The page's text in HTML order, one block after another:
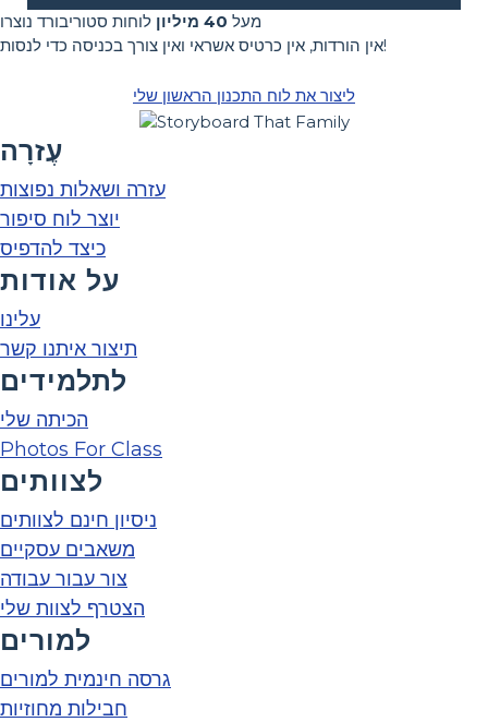
מעל 40 מיליון
לוחות סטוריבורד נוצרו
אין הורדות, אין כרטיס אשראי ואין צורך בכניסה כדי לנסות!
ליצור את לוח התכנון הראשון שלי
עֶזרָה
עזרה ושאלות נפוצות
יוצר לוח סיפור
כיצד להדפיס
על אודות
עלינו
תיצור איתנו קשר
לתלמידים
הכיתה שלי
Photos For Class
לצוותים
ניסיון חינם לצוותים
משאבים עסקיים
צור עבור עבודה
הצטרף לצוות שלי
למורים
גרסה חינמית למורים
חבילות מחוזיות